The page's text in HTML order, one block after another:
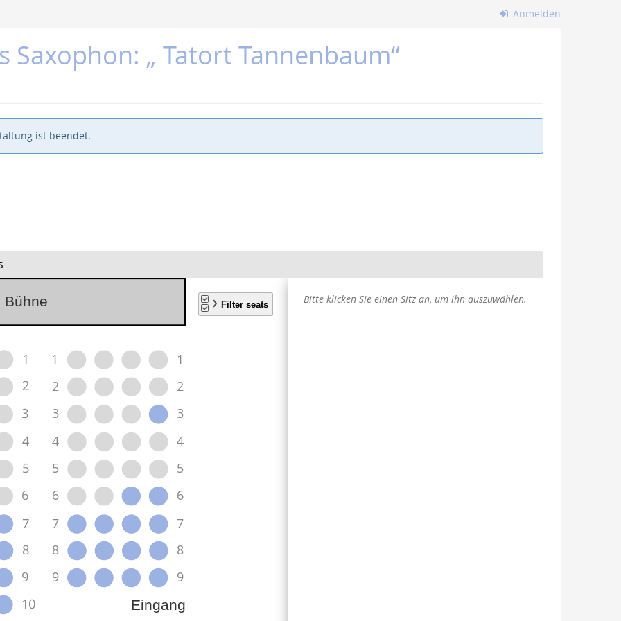
Anmelden
„ Tatort Tannenbaum“
ist beendet.
Sitze
Bitte klicken Sie einen Sitz an, um ihn auszuwählen.